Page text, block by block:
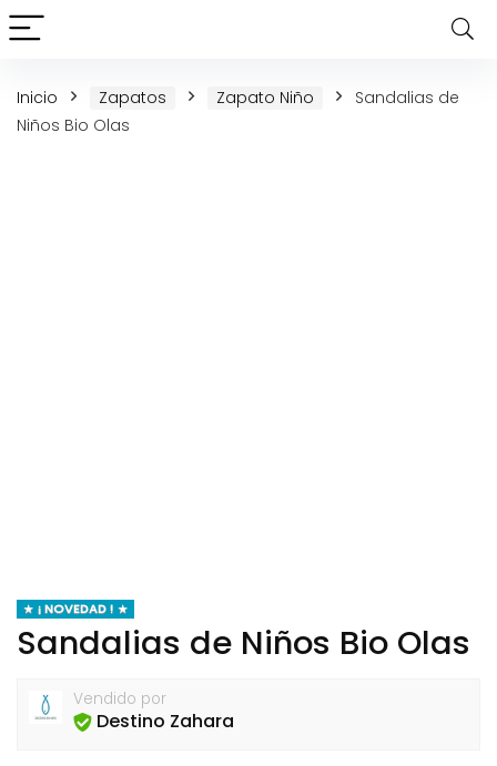
Inicio Zapatos Zapato Niño
Sandalias de
Niños Bio Olas
¡ NOVEDAD !
Sandalias de Niños Bio Olas
Vendido por
Destino Zahara